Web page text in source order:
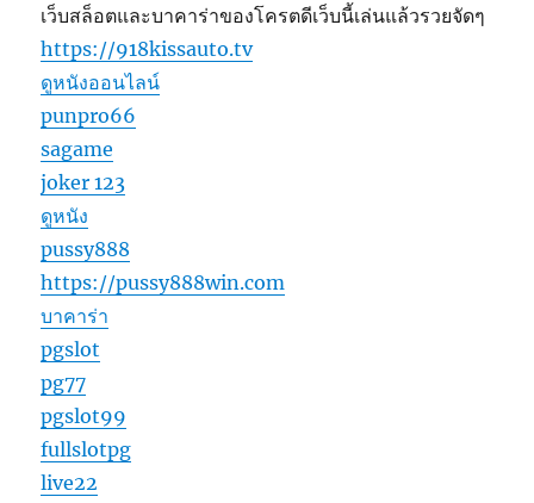
เว็บสล็อตและบาคาร่าของโครตดีเว็บนี้เล่นแล้วรวยจัดๆ
https://918kissauto.tv
ดูหนังออนไลน์
punpro66
sagame
joker 123
ดูหนัง
pussy888
https://pussy888win.com
บาคาร่า
pgslot
pg77
pgslot99
fullslotpg
live22